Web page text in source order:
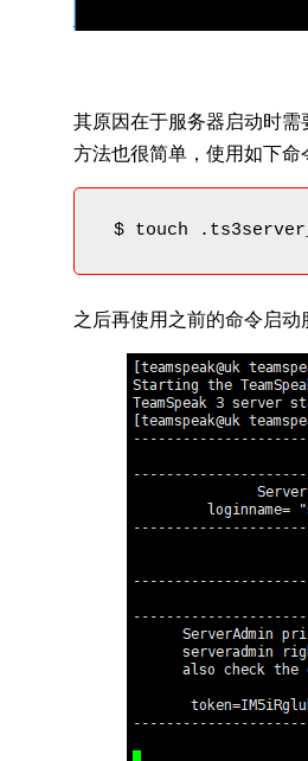
其原因在于服务器启动时需
方法也很简单，使用如下命
$ touch
之后再使用之前的命令启